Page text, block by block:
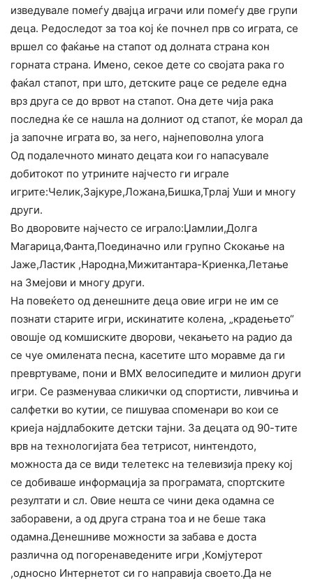
изведувале помеѓу двајца играчи или помеѓу две групи
деца. Редоследот за тоа кој ќе почнел прв со играта, се
вршел со фаќање на стапот од долната страна кон
горната страна. Имено, секое дете со својата рака го
фаќал стапот, при што, детските раце се ределе една
врз друга се до врвот на стапот. Она дете чија рака
последна ќе се нашла на долниот од стапот, ќе морал да
ја започне играта во, за него, најнеповолна улога
Од подалечното минато децата кои го напасувале
добитокот по утрините најчесто ги играле
игрите:Челик,Зајкуре,Ложана,Бишка,Трлај Уши и многу
други.
Во дворовите најчесто се играло:Џамлии,Долга
Магарица,Фанта,Поединачно или групно Скокање на
Јаже,Ластик ,Народна,Мижитантара-Криенка,Летање
на Змејови и многу други.
На повеќето од денешните деца овие игри не им се
познати старите игри, искинатите колена, „крадењето“
овошје од комшиските дворови, чекањето на радио да
се чуе омилената песна, касетите што моравме да ги
превртуваме, пони и BMX велосипедите и милион други
игри. Се разменуваа сликички од спортисти, ливчиња и
салфетки во кутии, се пишуваа споменари во кои се
криеја најдлабоките детски тајни. За децата од 90-тите
врв на технологијата беа тетрисот, нинтендото,
можноста да се види телетекс на телевизија преку кој
се добиваше информација за програмата, спортските
резултати и сл. Овие нешта се чини дека одамна се
заборавени, а од друга страна тоа и не беше така
одамна.Денешниве можности за забава е доста
различна од погоренаведените игри ,Комјутерот
,односно Интернетот си го направија своето.Да не